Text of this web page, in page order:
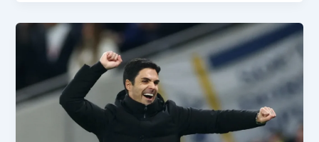
قبل
مواجهة
ريال
مدريد
في
دوري
الأبطال